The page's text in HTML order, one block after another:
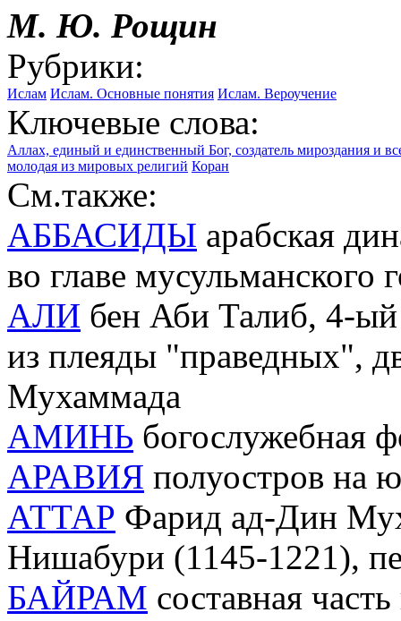
М. Ю. Рощин
Рубрики:
Ислам Ислам. Основные понятия Ислам. Вероучение
Ключевые слова:
Аллах, единый и единственный Бог, создатель мироздания и
молодая из мировых религий Коран
См.также:
АББАСИДЫ арабская
во главе мусульманского
АЛИ бен Аби Талиб, 4-
из плеяды "праведных",
Мухаммада
АМИНЬ богослужебная
АРАВИЯ полуостров на
АТТАР Фарид ад-Дин
Нишабури (1145-1221),
БАЙРАМ составная